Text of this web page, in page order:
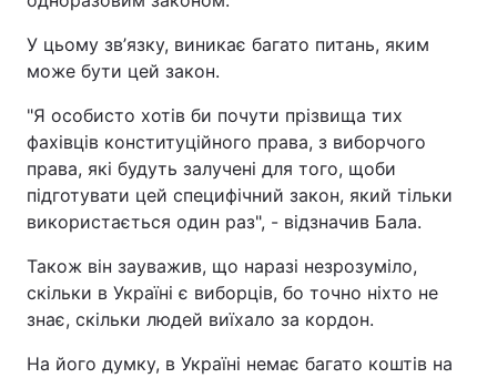
У цьому зв’язку, виникає багато питань, яким
може бути цей закон.
"Я особисто хотів би почути прізвища тих
фахівців конституційного права, з виборчого
права, які будуть залучені для того, щоби
підготувати цей специфічний закон, який тільки
використається один раз", - відзначив Бала.
Також він зауважив, що наразі незрозуміло,
скільки в Україні є виборців, бо точно ніхто не
знає, скільки людей виїхало за кордон.
На його думку, в Україні немає багато коштів на